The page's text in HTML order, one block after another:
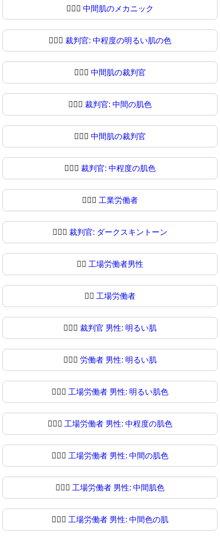
🧑🏼‍⚖️ 中間肌のメカニック
🧑🏼‍⚖ 裁判官: 中程度の明るい肌の色
🧑🏽‍⚖️ 中間肌の裁判官
🧑🏽‍⚖ 裁判官: 中間の肌色
🧑🏾‍⚖️ 中間肌の裁判官
🧑🏾‍⚖ 裁判官: 中程度の肌色
🧑🏿‍⚖️ 工業労働者
🧑🏿‍⚖ 裁判官: ダークスキントーン
👨‍⚖️ 工場労働者男性
👨‍⚖ 工場労働者
👨🏻‍⚖️ 裁判官 男性: 明るい肌
👨🏻‍⚖ 労働者 男性: 明るい肌
👨🏼‍⚖️ 工場労働者 男性: 明るい肌色
👨🏼‍⚖ 工場労働者 男性: 中程度の肌色
👨🏽‍⚖️ 工場労働者 男性: 中間の肌色
👨🏽‍⚖ 工場労働者 男性: 中間肌色
👨🏾‍⚖️ 工場労働者 男性: 中間色の肌